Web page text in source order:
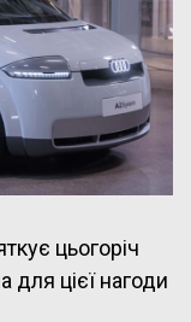
цьогоріч
для цієї нагоди